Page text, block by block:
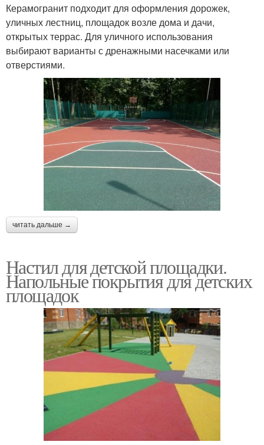
Керамогранит подходит для оформления дорожек,
уличных лестниц, площадок возле дома и дачи,
открытых террас. Для уличного использования
выбирают варианты с дренажными насечками или
отверстиями.
читать дальше →
Настил для детской площадки.
Напольные покрытия для детских
площадок